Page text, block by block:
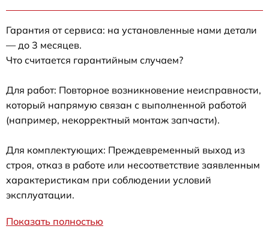
Гарантия от сервиса: на установленные нами детали
— до 3 месяцев.
Что считается гарантийным случаем?
Для работ: Повторное возникновение неисправности,
который напрямую связан с выполненной работой
(например, некорректный монтаж запчасти).
Для комплектующих: Преждевременный выход из
строя, отказ в работе или несоответствие заявленным
характеристикам при соблюдении условий
эксплуатации.
Показать полностью